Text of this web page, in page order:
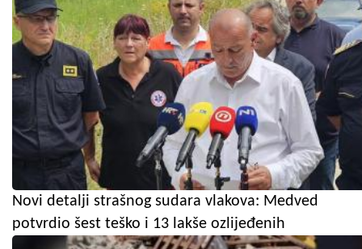
Novi detalji strašnog sudara vlakova: Medved
potvrdio šest teško i 13 lakše ozlijeđenih